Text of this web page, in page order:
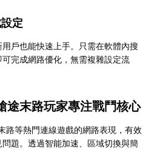
定
戶也能快速上手。只需在軟體內搜
完成網路優化，無需複雜設定流
途末路玩家專注戰鬥核心
路等熱門連線遊戲的網路表現，有效
題。透過智能加速、區域切換與簡